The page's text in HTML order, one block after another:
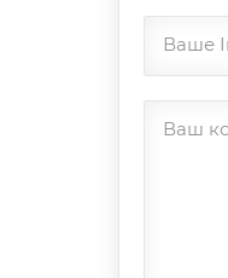
Ваше
Ваш